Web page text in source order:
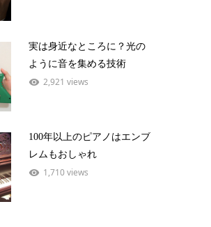
実は身近なところに？光の
ように音を集める技術
2,921 views
100年以上のピアノはエンブ
レムもおしゃれ
1,710 views